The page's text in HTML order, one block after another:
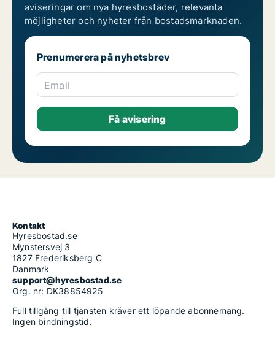
aviseringar om nya hyresbostäder, relevanta
möjligheter och nyheter från bostadsmarknaden.
Prenumerera på nyhetsbrev
Email
Kontakt
Hyresbostad.se
Mynstersvej 3
1827 Frederiksberg C
Danmark
support@hyresbostad.se
Org. nr: DK38854925
Full tillgång till tjänsten kräver ett löpande abonnemang.
Ingen bindningstid.